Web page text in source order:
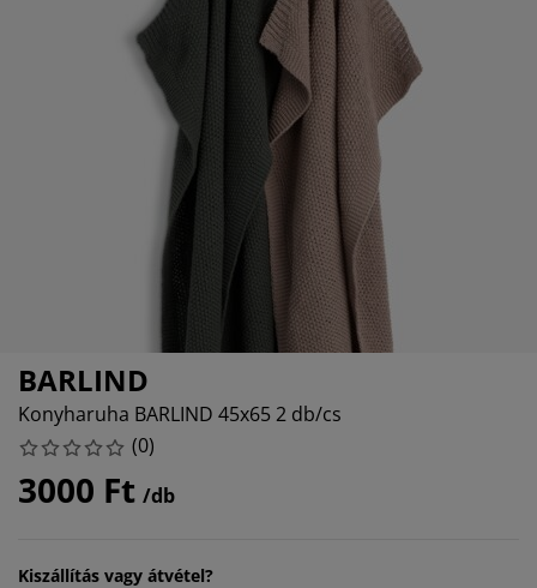
és kiegészítők
BARLIND
Konyharuha BARLIND 45x65 2 db/cs
(0)
3000 Ft /db
Kiszállítás vagy átvétel?